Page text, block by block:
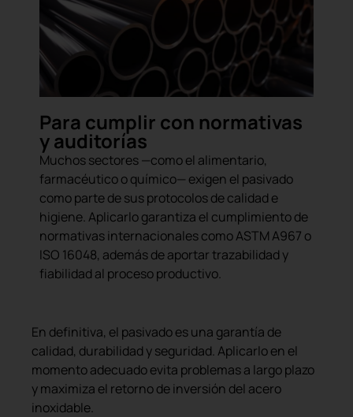
Para cumplir con normativas
y auditorías
Muchos sectores —como el alimentario,
farmacéutico o químico— exigen el pasivado
como parte de sus protocolos de calidad e
higiene. Aplicarlo garantiza el cumplimiento de
normativas internacionales como ASTM A967 o
ISO 16048, además de aportar trazabilidad y
fiabilidad al proceso productivo.
En definitiva, el pasivado es una garantía de
calidad, durabilidad y seguridad. Aplicarlo en el
momento adecuado evita problemas a largo plazo
y maximiza el retorno de inversión del acero
inoxidable.